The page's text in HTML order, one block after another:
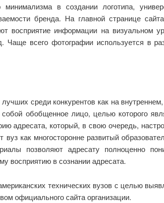
в создании логотипа,
бренда. На главной странице
восприятие информации на визуальном
Чаще всего фотографии используется в
среди конкурентов как на
обобщенное лицо, целью которого
адресата, который, в свою очередь,
как многосторонне развитый
позволяют адресату полноценно
восприятию в сознании адресата.
технических вузов с целью
официального сайта организации.